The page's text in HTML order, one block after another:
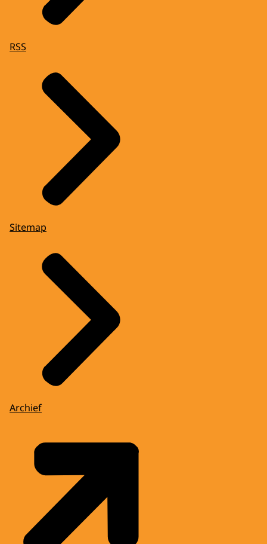
RSS
Sitemap
Archief